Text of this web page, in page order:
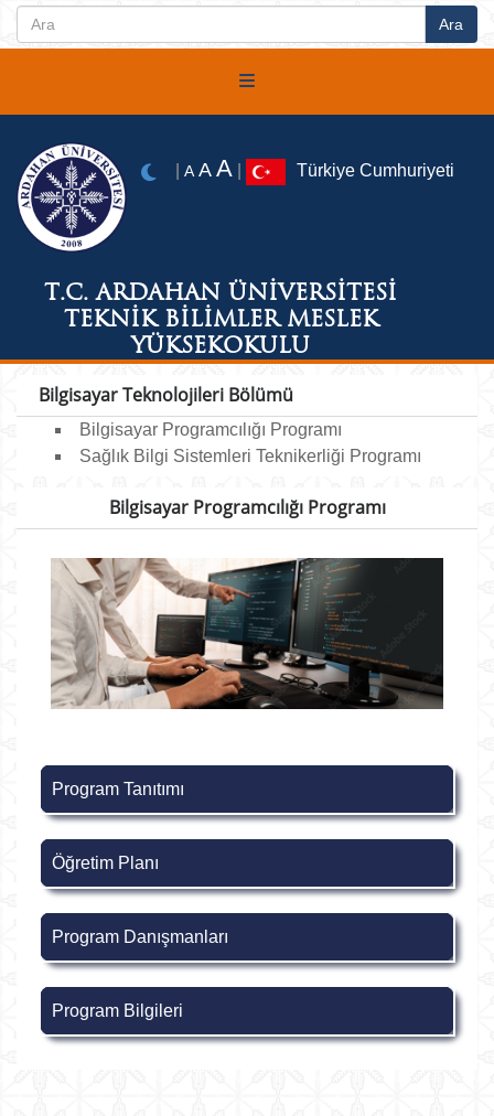
T.C. ARDAHAN ÜNİVERSİTESİ
TEKNİK BİLİMLER MESLEK
YÜKSEKOKULU
A A A Türkiye Cumhuriyeti
Bilgisayar Teknolojileri Bölümü
Bilgisayar Programcılığı Programı
Sağlık Bilgi Sistemleri Teknikerliği Programı
Bilgisayar Programcılığı Programı
Program Tanıtımı
Öğretim Planı
Program Danışmanları
Program Bilgileri